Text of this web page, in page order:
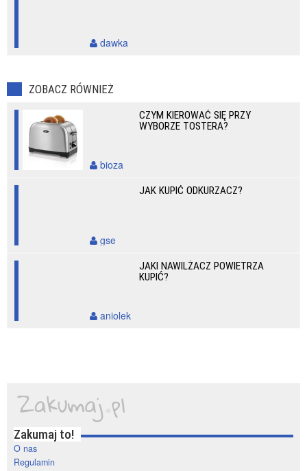
dawka
ZOBACZ RÓWNIEŻ
CZYM KIEROWAĆ SIĘ PRZY
WYBORZE TOSTERA?
bioza
JAK KUPIĆ ODKURZACZ?
gse
JAKI NAWILŻACZ POWIETRZA
KUPIĆ?
aniolek
Zakumaj to!
O nas
Regulamin